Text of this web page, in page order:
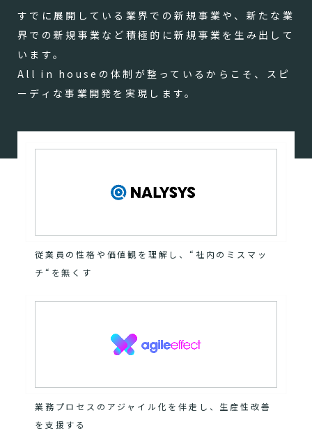
すでに展開している業界での新規事業や、新たな業
界での新規事業など積極的に新規事業を生み出して
います。
All in houseの体制が整っているからこそ、スピ
ーディな事業開発を実現します。
従業員の性格や価値観を理解し、“社内のミスマッ
チ“を無くす
業務プロセスのアジャイル化を伴走し、生産性改善
を支援する